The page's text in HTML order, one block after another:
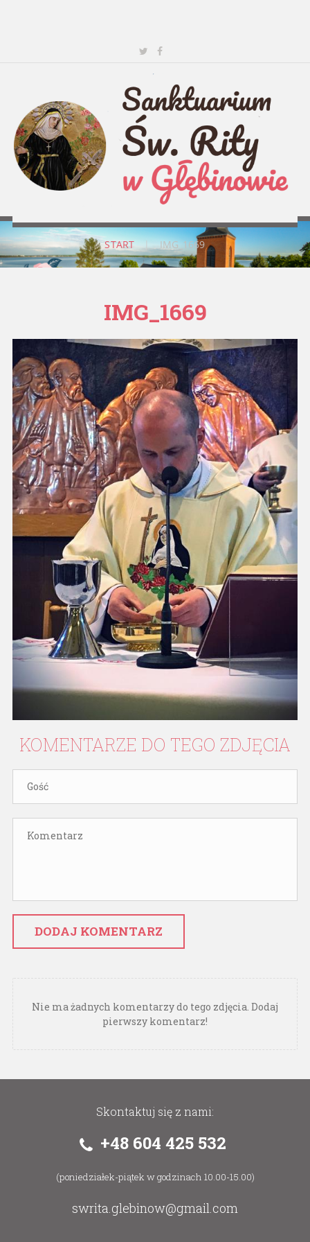
START | IMG_1669
IMG_1669
KOMENTARZE DO TEGO ZDJĘCIA
DODAJ KOMENTARZ
Nie ma żadnych komentarzy do tego zdjęcia. Dodaj
pierwszy komentarz!
Skontaktuj się z nami:
+48 604 425 532
(poniedziałek-piątek w godzinach 10.00-15.00)
swrita.glebinow@gmail.com